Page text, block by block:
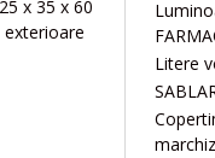
x 35 x 60
Litere